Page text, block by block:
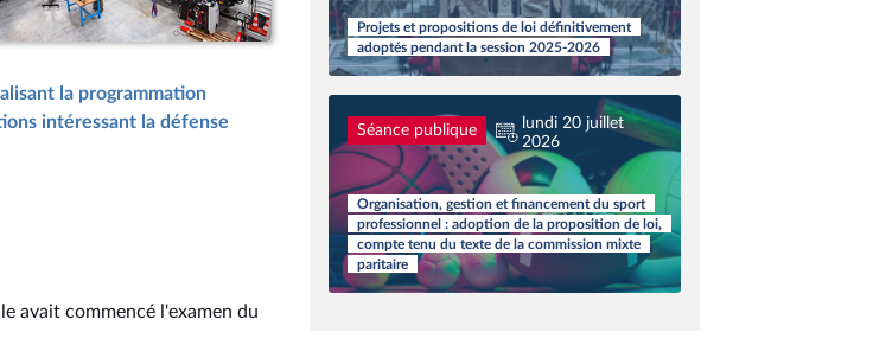
la programmation
intéressant la défense
avait commencé l'examen du
Projets et propositions de loi définitivement
adoptés pendant la session 2025-2026
Séance publique
lundi 20 juillet
2026
Organisation, gestion et financement du sport
professionnel : adoption de la proposition de loi,
compte tenu du texte de la commission mixte
paritaire